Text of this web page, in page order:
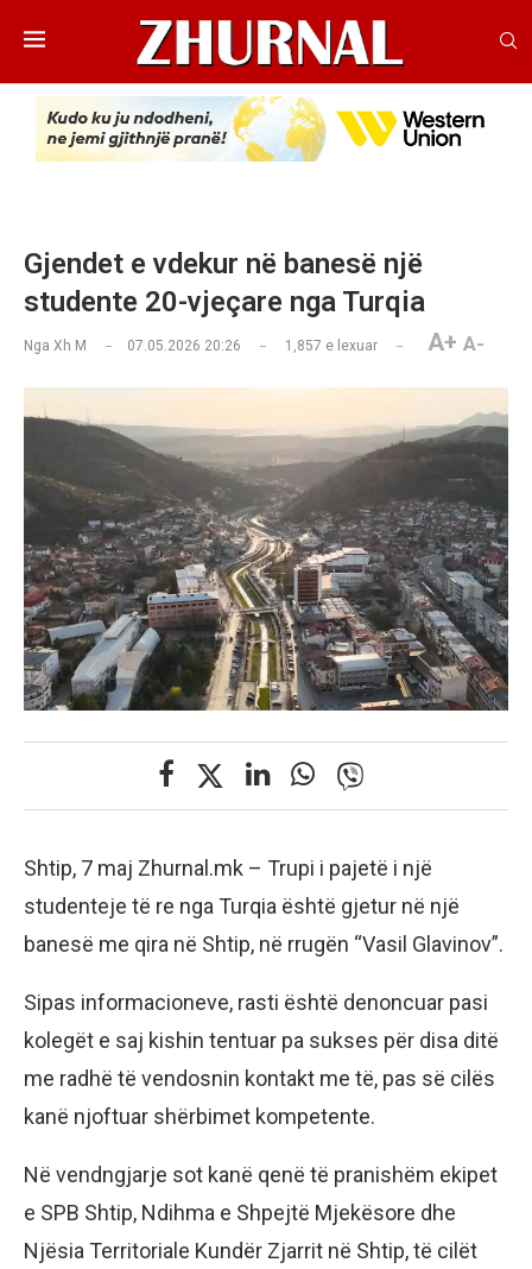
Gjendet e vdekur në banesë një
studente 20-vjeçare nga Turqia
Nga Xh M 07.05.2026 20:26 1,857 e lexuar A+ A-
Shtip, 7 maj Zhurnal.mk – Trupi i pajetë i një
studenteje të re nga Turqia është gjetur në një
banesë me qira në Shtip, në rrugën “Vasil Glavinov”.
​Sipas informacioneve, rasti është denoncuar pasi
kolegët e saj kishin tentuar pa sukses për disa ditë
me radhë të vendosnin kontakt me të, pas së cilës
kanë njoftuar shërbimet kompetente.
​Në vendngjarje sot kanë qenë të pranishëm ekipet
e SPB Shtip, Ndihma e Shpejtë Mjekësore dhe
Njësia Territoriale Kundër Zjarrit në Shtip, të cilët